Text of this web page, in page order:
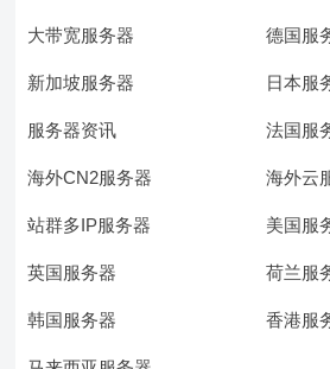
大带宽服务器 德国服
新加坡服务器 日本服
服务器资讯 法国服
海外CN2服务器 海外云
站群多IP服务器 美国服
英国服务器 荷兰服
韩国服务器 香港服